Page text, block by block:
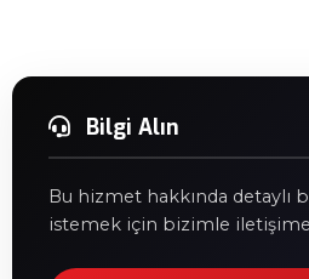
Bilgi Alın
Bu hizmet hakkında detaylı
istemek için bizimle